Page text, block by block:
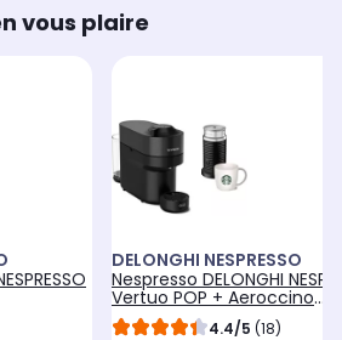
vous plaire
DELONGHI NESPRESSO
Nespresso DELONGHI
Vertuo POP + Aeroccino
STARBUCKS 4.4/5 (18)